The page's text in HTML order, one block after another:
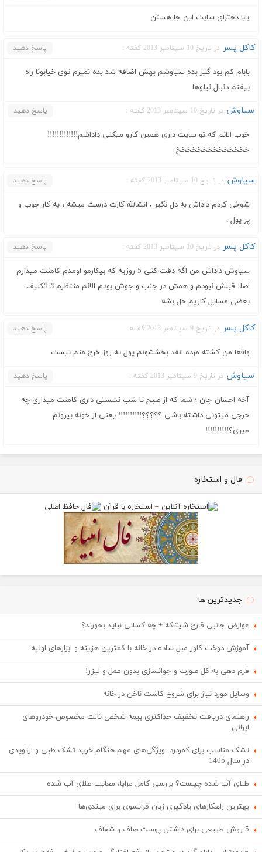
بابا دخترای سایت این جا هستن
کاکل پسر در تاریخ 10 سپتامبر 2013 گفته : پاسخ دهید
بابام کم بود گیر بده سیاوشم بهش اضافه شد بده نمیرم توی خیابونا راه
بیفتم دنبال نیلوها
سیاوش در تاریخ 10 سپتامبر 2013 گفته : پاسخ دهید
خوب الانم که تو سایت داری همین کارو میکنی داداشم!!!!!!!!!!!!!
خخخخخخخخخخخخخخ
سیاوش در تاریخ 10 سپتامبر 2013 گفته : پاسخ دهید
شوخی کردم داداش به دل نگیر ، انشالله کارت درست میشه ، یه کار خوب و
پر پول .
کاکل پسر در تاریخ 10 سپتامبر 2013 گفته : پاسخ دهید
سیاوش داداش من اگه دقت کنی 5 روزیه که بیکارمو اومدم کامنت میذارم
اصلا قبلش نبودم و همش در جنب و جوش بودم الانم منتظرم تا تکلیف
بعضی مسایل کاریم حل بشه
کاکل پسر در تاریخ 9 سپتامبر 2013 گفته : پاسخ دهید
واقعا من کشته مرده انقد بخششونم پول یه روز خرج منم نیست
سیاوش در تاریخ 9 سپتامبر 2013 گفته : پاسخ دهید
آخه احسان جان ؛ شما که از صبح تا شب نشستی داری کامنت میذاری چه
خرجی میتونی داشته باشی ؟؟؟؟؟!!!!!!!!!! یعنی از خونه بیرونم
میری؟!!!!!!!!!!
فال و استخاره
جدیدترین ها
عوارض جانبی قارچ شیتاکه + چه کسانی نباید بخورند؟
آموزش دوخت کاور مبل ساده در خانه با کمترین هزینه و ابزارهای اولیه
فرم دهی به کل صورت و جوانسازی بدون عمل و لیزر!
وسایل مورد نیاز برای شروع کاشت ناخن در خانه
راهنمای دریافت تخفیف حداکثری بیمه شخص ثالث مخصوص خودروهای
ایرانی
تشک مناسب برای کمردرد: ویژگی‌های مهم هنگام خرید تشک طبی و ارتوپدی
در سال 1405
طلای آب شده چیست؟ بررسی کامل مزایا، معایب طلای آب شده
بهترین راهکارهای یادگیری زبان فرانسوی برای مبتدی‌ها
5 روش طبیعی برای داشتن پوست صاف و شفاف